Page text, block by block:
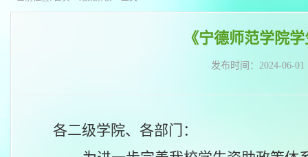
《宁德师范学院
发布时间：2024-06-01
各二级学院、各部门：